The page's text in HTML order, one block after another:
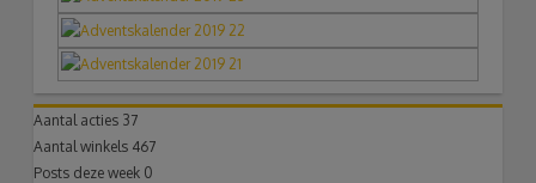
Aantal acties 37
Aantal winkels 467
Posts deze week 0